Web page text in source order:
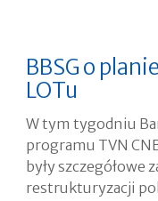
BBSG o
LOTu
W tym tygodniu
programu TVN
były szczegółowe
restrukturyzacji